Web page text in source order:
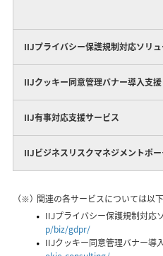
IIJプライバシー保護規制対応ソリ
IIJクッキー同意管理バナー導入支援
IIJ有事対応支援サービス
IIJビジネスリスクマネジメントポー
（※）関連の各サービスについては以
IIJプライバシー保護規制対応
p/biz/gdpr/
IIJクッキー同意管理バナー導